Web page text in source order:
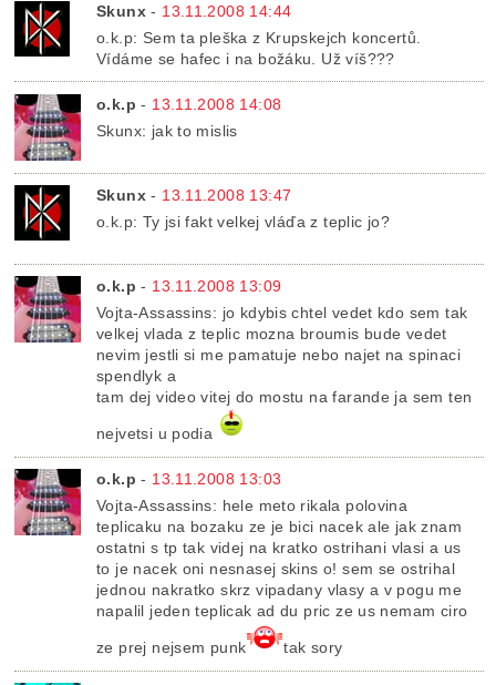
Skunx - 13.11.2008 14:44
o.k.p: Sem ta pleška z Krupskejch koncertů.
Vídáme se hafec i na božáku. Už víš???
o.k.p - 13.11.2008 14:08
Skunx: jak to mislis
Skunx - 13.11.2008 13:47
o.k.p: Ty jsi fakt velkej vláďa z teplic jo?
o.k.p - 13.11.2008 13:09
Vojta-Assassins: jo kdybis chtel vedet kdo sem tak
velkej vlada z teplic mozna broumis bude vedet
nevim jestli si me pamatuje nebo najet na spinaci
spendlyk a
tam dej video vitej do mostu na farande ja sem ten
nejvetsi u podia
o.k.p - 13.11.2008 13:03
Vojta-Assassins: hele meto rikala polovina
teplicaku na bozaku ze je bici nacek ale jak znam
ostatni s tp tak videj na kratko ostrihani vlasi a us
to je nacek oni nesnasej skins o! sem se ostrihal
jednou nakratko skrz vipadany vlasy a v pogu me
napalil jeden teplicak ad du pric ze us nemam ciro
ze prej nejsem punk tak sory